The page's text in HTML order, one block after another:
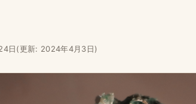
日(更新: 2024年4月3日)